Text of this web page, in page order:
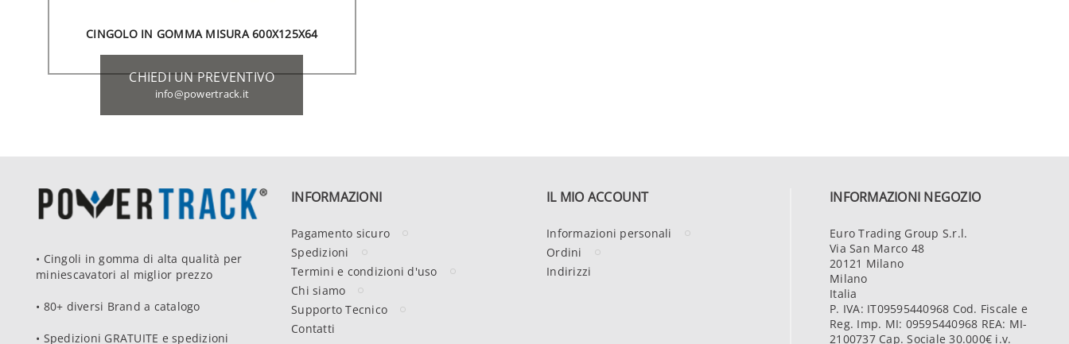
CINGOLO IN GOMMA MISURA 600X125X64
CHIEDI UN PREVENTIVO
info@powertrack.it
• Cingoli in gomma di alta qualità per
miniescavatori al miglior prezzo
• 80+ diversi Brand a catalogo
• Spedizioni GRATUITE e spedizioni
INFORMAZIONI
Pagamento sicuro
Spedizioni
Termini e condizioni d'uso
Chi siamo
Supporto Tecnico
Contatti
IL MIO ACCOUNT
Informazioni personali
Ordini
Indirizzi
INFORMAZIONI NEGOZIO
Euro Trading Group S.r.l.
Via San Marco 48
20121 Milano
Milano
Italia
P. IVA: IT09595440968 Cod. Fiscale e
Reg. Imp. MI: 09595440968 REA: MI-
2100737 Cap. Sociale 30.000€ i.v.